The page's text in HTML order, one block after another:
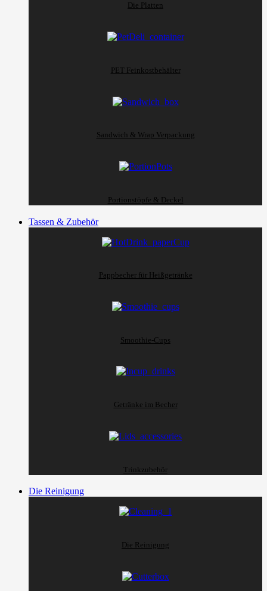
Die Platten
PET Feinkostbehälter
Sandwich & Wrap Verpackung
Portionstöpfe & Deckel
Tassen & Zubehör
Pappbecher für Heißgetränke
Smoothie-Cups
Getränke im Becher
Trinkzubehör
Die Reinigung
Die Reinigung